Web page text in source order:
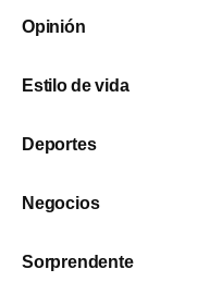
Opinión
Estilo de vida
Deportes
Negocios
Sorprendente